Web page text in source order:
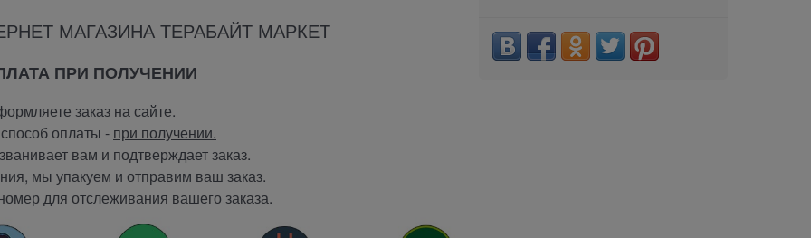
МАГАЗИНА ТЕРАБАЙТ МАРКЕТ
ПРИ ПОЛУЧЕНИИ
заказ на сайте.
оплаты - при получении.
вам и подтверждает заказ.
мы упакуем и отправим ваш заказ.
для отслеживания вашего заказа.